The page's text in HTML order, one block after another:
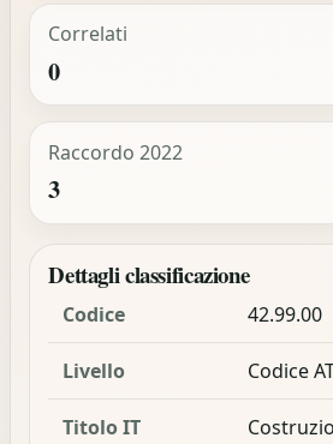
Correlati
0
Raccordo 2022
3
Dettagli classificazione
Codice 42.99.00
Livello Codice
Titolo IT